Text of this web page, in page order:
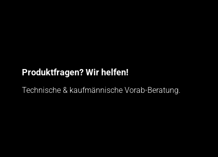
Produktfragen? Wir helfen!
Technische & kaufmännische Vorab-Beratung.